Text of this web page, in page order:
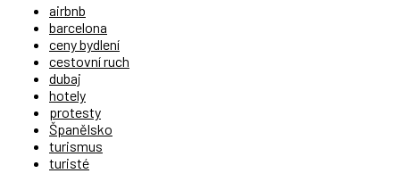
airbnb
barcelona
ceny bydlení
cestovní ruch
dubaj
hotely
protesty
Španělsko
turismus
turisté